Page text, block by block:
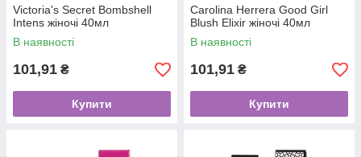
Victoria's Secret Bombshell
Intens жіночі 40мл
В наявності
101,91 ₴
Купити
Carolina Herrera Good Girl
Blush Elixir жіночі 40мл
В наявності
101,91 ₴
Купити